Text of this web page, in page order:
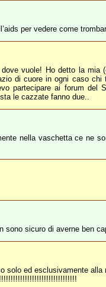
per vedere come
vuole! Ho detto la mia
di cuore in ogni caso
partecipare ai forum del
le cazzate fanno due..
nella vaschetta ce ne
sono sicuro di averne ben
solo ed esclusivamente alla